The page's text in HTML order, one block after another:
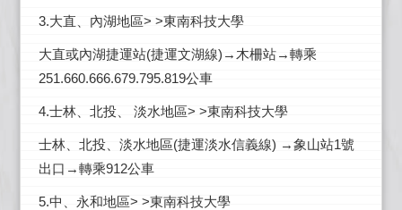
3.大直、內湖地區> >東南科技大學
大直或內湖捷運站(捷運文湖線)→木柵站→轉乘
251.660.666.679.795.819公車
4.士林、北投、 淡水地區> >東南科技大學
士林、北投、淡水地區(捷運淡水信義線) →象山站1號
出口→轉乘912公車
5.中、永和地區> >東南科技大學